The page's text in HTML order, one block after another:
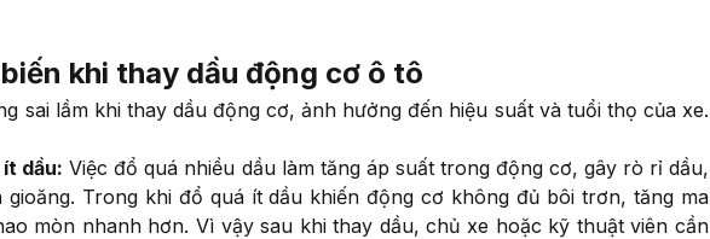
khi thay dầu động cơ ô tô
sai lầm khi thay dầu động cơ, ảnh hưởng đến hiệu suất và tuổi thọ của xe.
dầu: Việc đổ quá nhiều dầu làm tăng áp suất trong động cơ, gây rò rỉ dầu,
Trong khi đổ quá ít dầu khiến động cơ không đủ bôi trơn, tăng ma
mòn nhanh hơn. Vì vậy sau khi thay dầu, chủ xe hoặc kỹ thuật viên cần